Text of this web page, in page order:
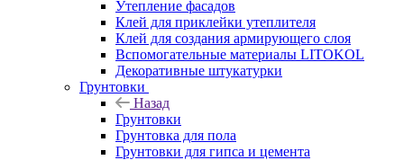
Утепление фасадов
Клей для приклейки утеплителя
Клей для создания армирующего слоя
Вспомогательные материалы LITOKOL
Декоративные штукатурки
Грунтовки
Назад
Грунтовки
Грунтовка для пола
Грунтовки для гипса и цемента